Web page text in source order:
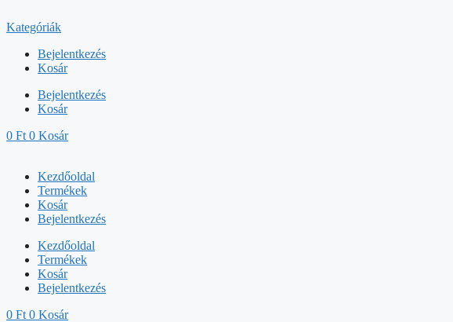
a
Kategóriák
Bejelentkezés
Kosár
Bejelentkezés
Kosár
0 Ft 0 Kosár
Kezdőoldal
Termékek
Kosár
Bejelentkezés
Kezdőoldal
Termékek
Kosár
Bejelentkezés
0 Ft 0 Kosár